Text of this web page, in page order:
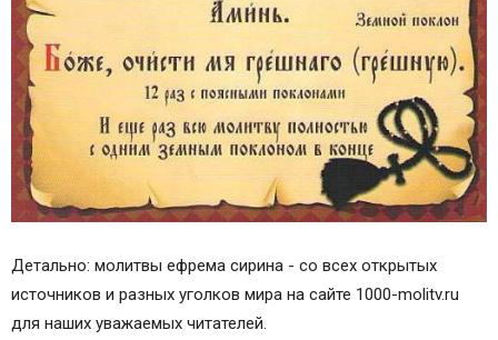
Детально: молитвы ефрема сирина - со всех открытых
источников и разных уголков мира на сайте 1000-molitv.ru
для наших уважаемых читателей.